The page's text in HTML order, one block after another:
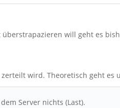
will geht es
wird. Theoretisch geht es
Server nichts (Last).